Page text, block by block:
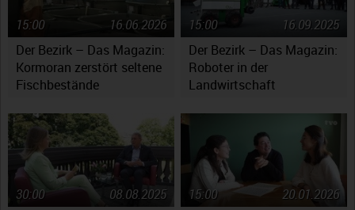
Der Bezirk – Das Magazin:
Kormoran zerstört seltene
Fischbestände
16.06.2026
15:00
Der Bezirk – Das Magazin:
Roboter in der
Landwirtschaft
16.09.2025
15:00
08.08.2025
30:00
20.01.2026
15:00